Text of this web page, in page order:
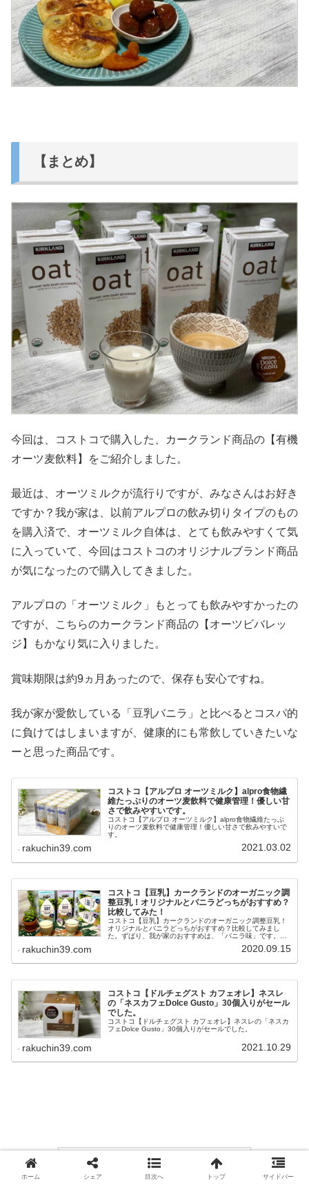
【まとめ】
今回は、コストコで購入した、カークランド商品の【有機
オーツ麦飲料】をご紹介しました。
最近は、オーツミルクが流行りですが、みなさんはお好き
ですか？我が家は、以前アルプロの飲み切りタイプのもの
を購入済で、オーツミルク自体は、とても飲みやすくて気
に入っていて、今回はコストコのオリジナルブランド商品
が気になったので購入してきました。
アルプロの「オーツミルク」もとっても飲みやすかったの
ですが、こちらのカークランド商品の【オーツビバレッ
ジ】もかなり気に入りました。
賞味期限は約9ヵ月あったので、保存も安心ですね。
我が家が愛飲している「豆乳バニラ」と比べるとコスパ的
に負けてはしまいますが、健康的にも常飲していきたいな
ーと思った商品です。
コストコ【アルプロ オーツミルク】alpro食物繊
維たっぷりのオーツ麦飲料で健康管理！優しい甘
さで飲みやすいです。
コストコ【アルプロ オーツミルク】alpro食物繊維たっぷ
りのオーツ麦飲料で健康管理！優しい甘さで飲みやすいで
す。
rakuchin39.com 2021.03.02
コストコ【豆乳】カークランドのオーガニック調
整豆乳！オリジナルとバニラどっちがおすすめ？
比較してみた！
コストコ【豆乳】カークランドのオーガニック調整豆乳！
オリジナルとバニラどっちがおすすめ？比較してみまし
た。ずばり、我が家のおすすめは、「バニラ味」です。ア
rakuchin39.com 2020.09.15
コストコ【ドルチェグスト カフェオレ】ネスレ
の「ネスカフェDolce Gusto」30個入りがセール
でした。
コストコ【ドルチェグスト カフェオレ】ネスレの「ネスカ
フェDolce Gusto」30個入りがセールでした。
rakuchin39.com 2021.10.29
ホーム シェア 目次へ トップ サイドバー